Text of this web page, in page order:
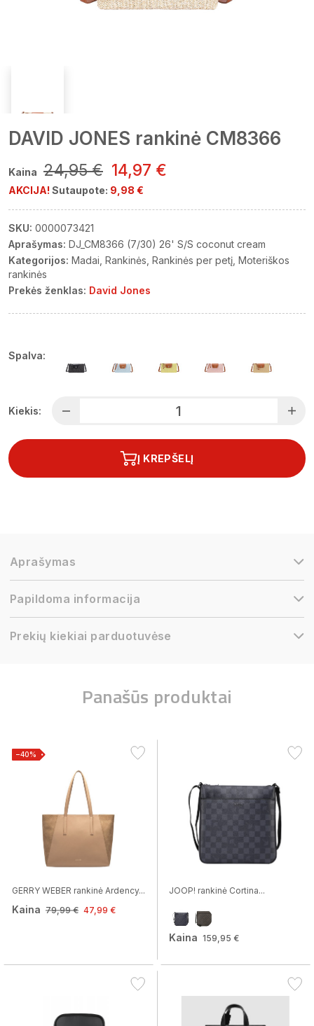
DAVID JONES rankinė CM8366
Kaina 24,95 € 14,97 €
AKCIJA! Sutaupote: 9,98 €
SKU: 0000073421
Aprašymas: DJ_CM8366 (7/30) 26' S/S coconut cream
Kategorijos: Madai Rankinės Rankinės per petį Moteriškos
rankinės
Prekės ženklas: David Jones
Spalva:
Kiekis:
Į KREPŠELĮ
Aprašymas
Papildoma informacija
Prekių kiekiai parduotuvėse
Panašūs produktai
−40%
GERRY WEBER rankinė Ardency...
Kaina 79,99 € 47,99 €
JOOP! rankinė Cortina...
Kaina 159,95 €